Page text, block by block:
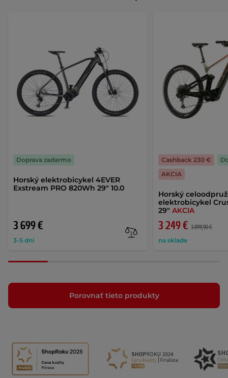
Horský elektrobicykel 4EVER
Exstream PRO 820Wh 29" 10.0
3 699 €
3-5 dní
Doprava zadarmo
Horský
elektrobicykel
29"AKCIA
3 249 € 3 899,90 €
na sklade
Cashback 230 €
AKCIA
Porovnať tieto produkty